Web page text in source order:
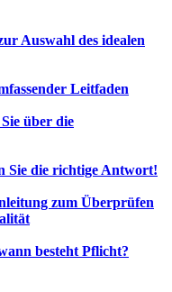
Auswahl des idealen
Leitfaden
über die
Sie die richtige Antwort!
zum Überprüfen
besteht Pflicht?